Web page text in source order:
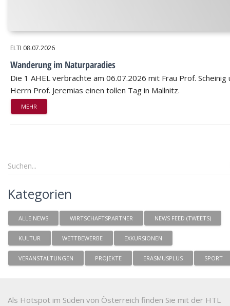
ELTI 08.07.2026
Wanderung im Naturparadies
Die 1 AHEL verbrachte am 06.07.2026 mit Frau Prof. Scheinig
Herrn Prof. Jeremias einen tollen Tag in Mallnitz.
MEHR
Kategorien
ALLE NEWS WIRTSCHAFTSPARTNER NEWS FEED (TWEETS)
KULTUR WETTBEWERBE EXKURSIONEN
VERANSTALTUNGEN PROJEKTE ERASMUSPLUS SPORT
Als Hotspot im Süden von Österreich finden Sie mit der HTL